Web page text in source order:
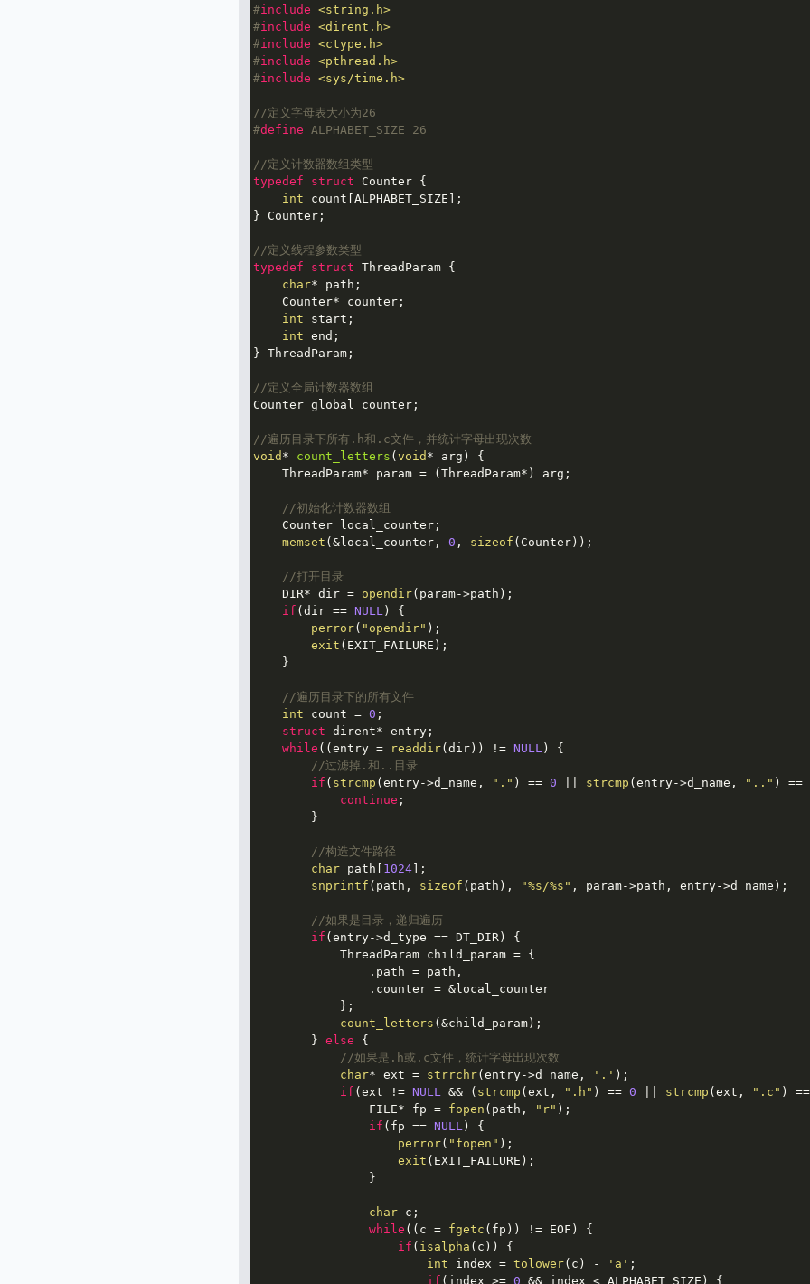
#include <string.h>
#include <dirent.h>
#include <ctype.h>
#include <pthread.h>
#include <sys/time.h>
//定义字母表大小为26
#define ALPHABET_SIZE 26
//定义计数器数组类型
typedef
struct Counter {
int count[ALPHABET_SIZE];
} Counter;
//定义线程参数类型
typedef
struct ThreadParam {
char* path;
    Counter* counter;
int start;
int end;
} ThreadParam;
//定义全局计数器数组
Counter global_counter;
//遍历目录下所有.h和.c文件，并统计字母出现次数
void * count_letters ( void * arg)
{
    ThreadParam* param = (ThreadParam*) arg;
//初始化计数器数组
    Counter local_counter;
memset (&local_counter, 0 , sizeof (Counter));
//打开目录
    DIR* dir =
opendir(param->path);
if (dir == NULL ) {
perror( "opendir" );
exit (EXIT_FAILURE);
    }
//遍历目录下的所有文件
int count = 0 ;
struct dirent* entry;
while ((entry = readdir(dir)) != NULL ) {
//过滤掉.和..目录
if ( strcmp (entry->d_name, "." ) == 0 strcmp (entry->d_name, ".." ) ==
continue ;
        }
//构造文件路径
char path[ 1024];
snprintf (path, sizeof (path), "%s/%s" , param->path, entry->d_name);
//如果是目录，递归遍历
if (entry->d_type == DT_DIR) {
            ThreadParam child_param = {
                .path = path,
                .counter = &local_counter
            };
count_letters (&child_param);
        }
else {
//如果是.h或.c文件，统计字母出现次数
char* ext = strrchr(entry->d_name, '.' );
if (ext != NULL && ( strcmp (ext, ".h" ) == 0 strcmp (ext, ".c" ) ==
                FILE* fp =
fopen (path, "r" );
if (fp == NULL ) {
perror( "fopen" );
exit (EXIT_FAILURE);
                }
char c;
while ((c = fgetc (fp)) != EOF) {
if ( isalpha (c)) {
int index = tolower(c) - 'a' ;
if (index >= 0 && index < ALPHABET_SIZE) {